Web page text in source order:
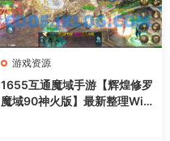
游戏资源
1655互通魔域手游【辉煌修罗
魔域90神火版】最新整理Win